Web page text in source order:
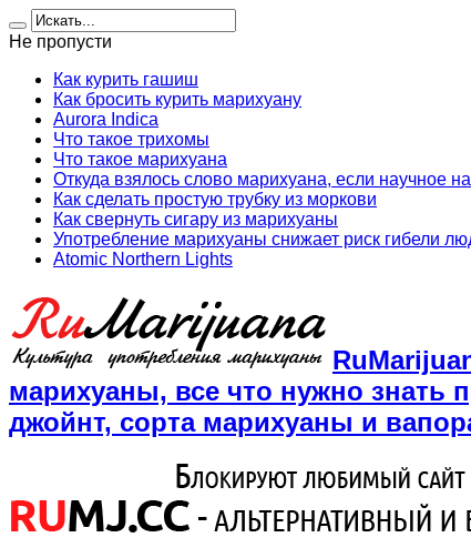
Не пропусти
Как курить гашиш
Как бросить курить марихуану
Aurora Indica
Что такое трихомы
Что такое марихуана
Откуда взялось слово марихуана, если научное
Как сделать простую трубку из моркови
Как свернуть сигару из марихуаны
Употребление марихуаны снижает риск гибели
Atomic Northern Lights
марихуаны, все что нужно знать
джойнт, сорта марихуаны и